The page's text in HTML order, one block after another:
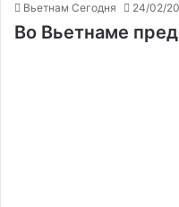
Вьетнам Сегодня 24/02/
Во Вьетнаме